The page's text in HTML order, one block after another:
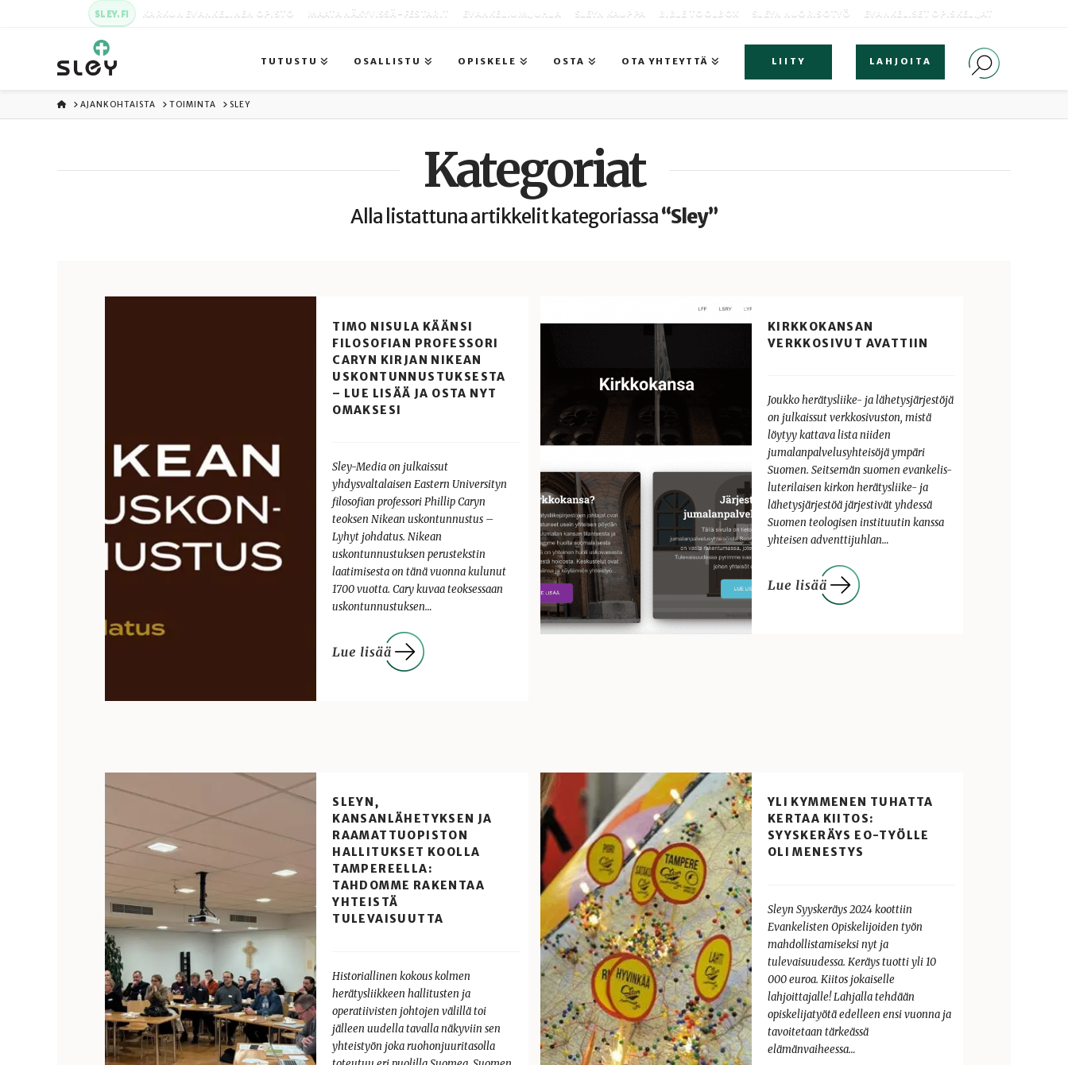
SLEY.FI KARKUN EVANKELINEN OPISTO MAATA NÄKYVISSÄ -FESTARIT EVANKELIUMIJUHLA SLEYN KAUPPA BIBLE TOOLBOX SLEYN NUORISOTYÖ EVANKELISET OPISKELIJAT
TUTUSTU OSALLISTU OPISKELE OSTA OTA YHTEYTTÄ LIITY LAHJOITA
ETUSIVU
AJANKOHTAISTA TOIMINTA SLEY
Kategoriat
Alla listattuna artikkelit kategoriassa“Sley”
TIMO NISULA KÄÄNSI
FILOSOFIAN PROFESSORI
CARYN KIRJAN NIKEAN
USKONTUNNUSTUKSESTA
– LUE LISÄÄ JA OSTA NYT
OMAKSESI
Sley-Media on julkaissut
yhdysvaltalaisen Eastern Universityn
filosofian professori Phillip Caryn
teoksen Nikean uskontunnustus –
Lyhyt johdatus. Nikean
uskontunnustuksen perustekstin
laatimisesta on tänä vuonna kulunut
1700 vuotta. Cary kuvaa teoksessaan
uskontunnustuksen…
KIRKKOKANSAN
VERKKOSIVUT AVATTIIN
Joukko herätysliike- ja lähetysjärjestöjä
on julkaissut verkkosivuston, mistä
löytyy kattava lista niiden
jumalanpalvelusyhteisöjä ympäri
Suomen. Seitsemän suomen evankelis-
luterilaisen kirkon herätysliike- ja
lähetysjärjestöä järjestivät yhdessä
Suomen teologisen instituutin kanssa
yhteisen adventtijuhlan…
SLEYN,
KANSANLÄHETYKSEN JA
RAAMATTUOPISTON
HALLITUKSET KOOLLA
TAMPEREELLA:
TAHDOMME RAKENTAA
YHTEISTÄ
TULEVAISUUTTA
Historiallinen kokous kolmen
herätysliikkeen hallitusten ja
operatiivisten johtojen välillä toi
jälleen uudella tavalla näkyviin sen
yhteistyön joka ruohonjuuritasolla
YLI KYMMENEN TUHATTA
KERTAA KIITOS:
SYYSKERÄYS EO-TYÖLLE
OLI MENESTYS
Sleyn Syyskeräys 2024 koottiin
Evankelisten Opiskelijoiden työn
mahdollistamiseksi nyt ja
tulevaisuudessa. Keräys tuotti yli 10
000 euroa. Kiitos jokaiselle
lahjoittajalle! Lahjalla tehdään
opiskelijatyötä edelleen ensi vuonna ja
tavoitetaan tärkeässä
elämänvaiheessa…